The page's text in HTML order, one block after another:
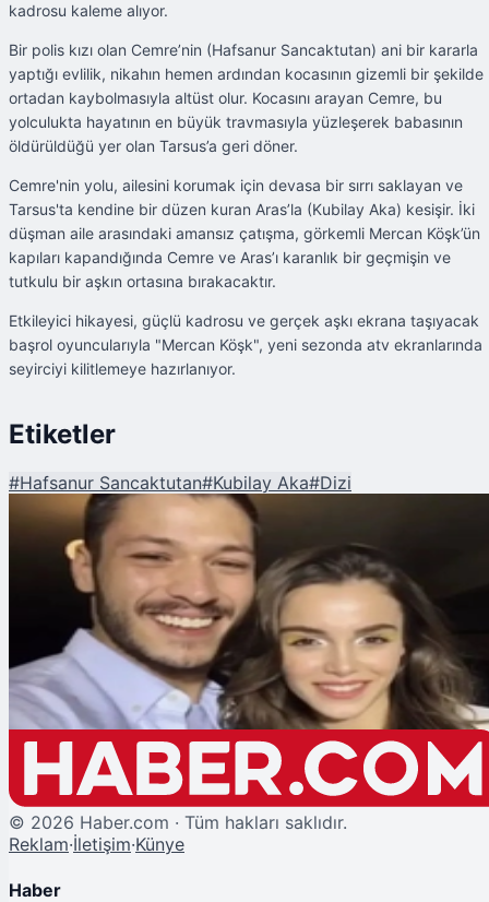
kadrosu kaleme alıyor.
Bir polis kızı olan Cemre’nin (Hafsanur Sancaktutan) ani bir kararla
yaptığı evlilik, nikahın hemen ardından kocasının gizemli bir şekilde
ortadan kaybolmasıyla altüst olur. Kocasını arayan Cemre, bu
yolculukta hayatının en büyük travmasıyla yüzleşerek babasının
öldürüldüğü yer olan Tarsus’a geri döner.
Cemre'nin yolu, ailesini korumak için devasa bir sırrı saklayan ve
Tarsus'ta kendine bir düzen kuran Aras’la (Kubilay Aka) kesişir. İki
düşman aile arasındaki amansız çatışma, görkemli Mercan Köşk’ün
kapıları kapandığında Cemre ve Aras’ı karanlık bir geçmişin ve
tutkulu bir aşkın ortasına bırakacaktır.
Etkileyici hikayesi, güçlü kadrosu ve gerçek aşkı ekrana taşıyacak
başrol oyuncularıyla "Mercan Köşk", yeni sezonda atv ekranlarında
seyirciyi kilitlemeye hazırlanıyor.
Etiketler
#Hafsanur Sancaktutan#Kubilay Aka#Dizi
Şu An Okunan
Mercan Köşk Dizisinin Başrolleri Hafsanur Sancaktutan - Kubilay Aka Çifti
Oldu
© 2026 Haber.com · Tüm hakları saklıdır.
Reklam·İletişim·Künye
Haber